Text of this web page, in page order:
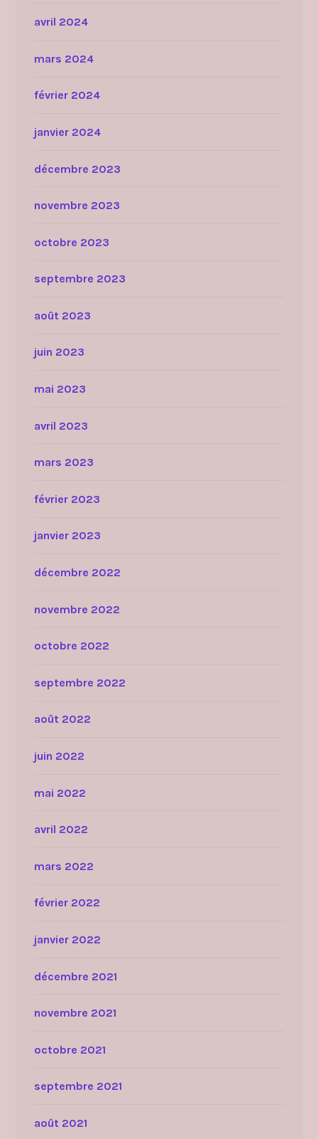
avril 2024
mars 2024
février 2024
janvier 2024
décembre 2023
novembre 2023
octobre 2023
septembre 2023
août 2023
juin 2023
mai 2023
avril 2023
mars 2023
février 2023
janvier 2023
décembre 2022
novembre 2022
octobre 2022
septembre 2022
août 2022
juin 2022
mai 2022
avril 2022
mars 2022
février 2022
janvier 2022
décembre 2021
novembre 2021
octobre 2021
septembre 2021
août 2021